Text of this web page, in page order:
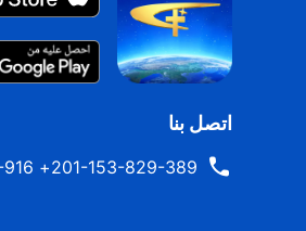
اتصل بنا
201-153-829-389+ 213-551-750-916+